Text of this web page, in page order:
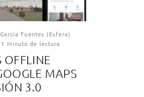
Fuentes (Esfera)
1 Minuto de lectura
OFFLINE
MAPS
3.0